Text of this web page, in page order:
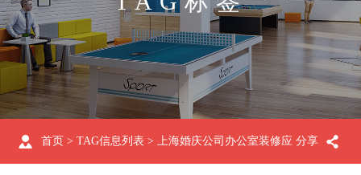
分享
首页 > TAG信息列表 > 上海婚庆公司办公室装修应